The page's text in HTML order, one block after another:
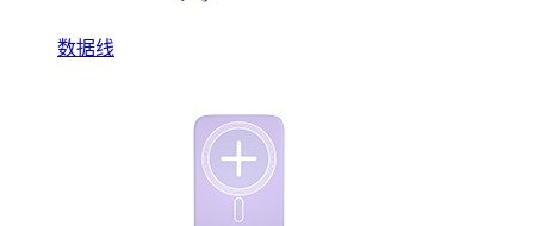
数据线